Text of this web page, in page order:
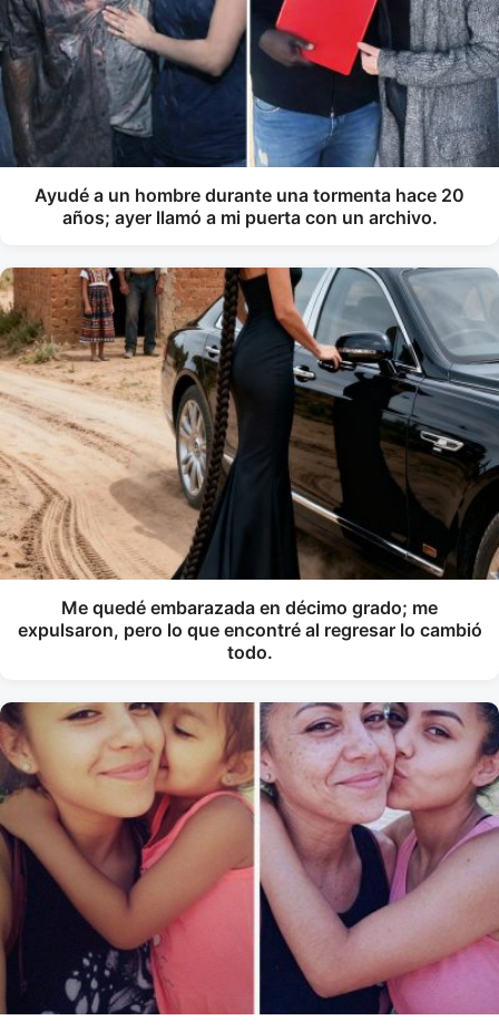
Ayudé a un hombre durante una tormenta hace 20
años; ayer llamó a mi puerta con un archivo.
Me quedé embarazada en décimo grado; me
expulsaron, pero lo que encontré al regresar lo cambió
todo.